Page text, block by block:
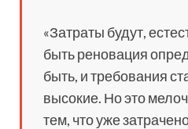
«Затраты будут,
быть реновация
быть, и требования
высокие. Но это
тем, что уже